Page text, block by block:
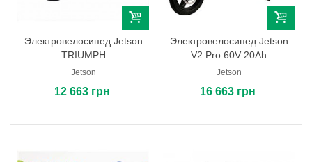
Электровелосипед Jetson
TRIUMPH
Jetson
12 663 грн
Электровелосипед Jetson
V2 Pro 60V 20Ah
Jetson
16 663 грн